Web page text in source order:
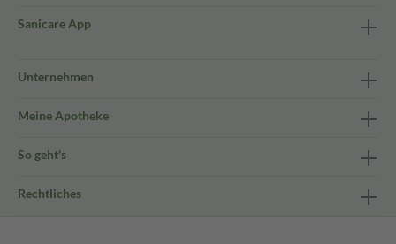
Sanicare App
Unternehmen
Meine Apotheke
So geht's
Rechtliches